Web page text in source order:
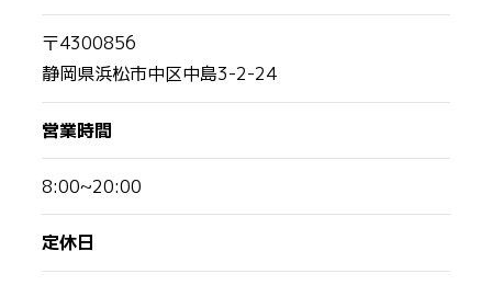
〒4300856
静岡県浜松市中区中島3-2-24
営業時間
8:00~20:00
定休日